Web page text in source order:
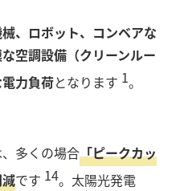
、ロボット、コンベアな
空調設備（クリーンルー
力負荷となります 1。
多くの場合「ピークカッ
です 14。太陽光発電